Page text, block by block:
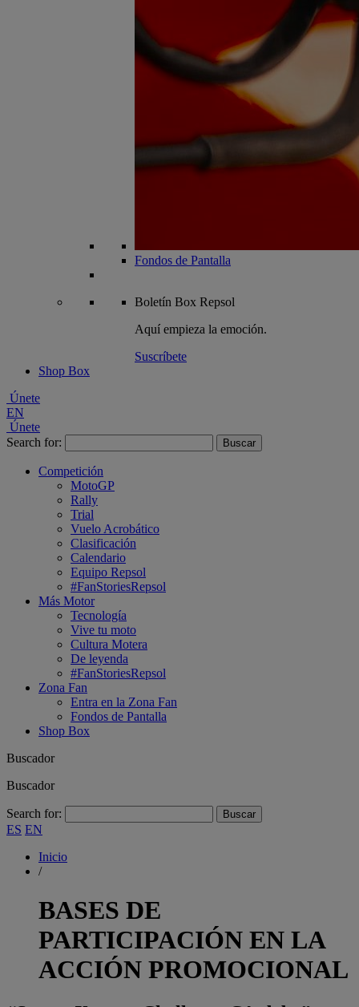
Fondos de Pantalla
Boletín Box Repsol
Aquí empieza la emoción.
Suscríbete
Shop Box
Únete
EN
Únete
Search for:
Competición
MotoGP
Rally
Trial
Vuelo Acrobático
Clasificación
Calendario
Equipo Repsol
#FanStoriesRepsol
Más Motor
Tecnología
Vive tu moto
Cultura Motera
De leyenda
#FanStoriesRepsol
Zona Fan
Entra en la Zona Fan
Fondos de Pantalla
Shop Box
Buscador
Buscador
Search for:
ES EN
Inicio
/
BASES DE
PARTICIPACIÓN EN LA
ACCIÓN PROMOCIONAL